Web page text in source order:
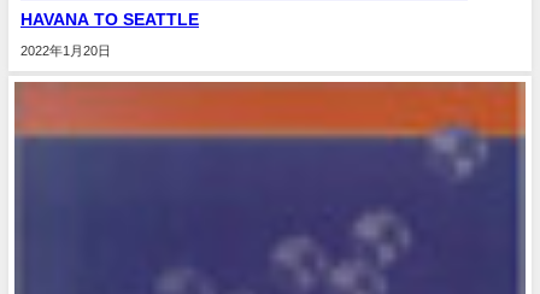
HAVANA TO SEATTLE
2022年1月20日